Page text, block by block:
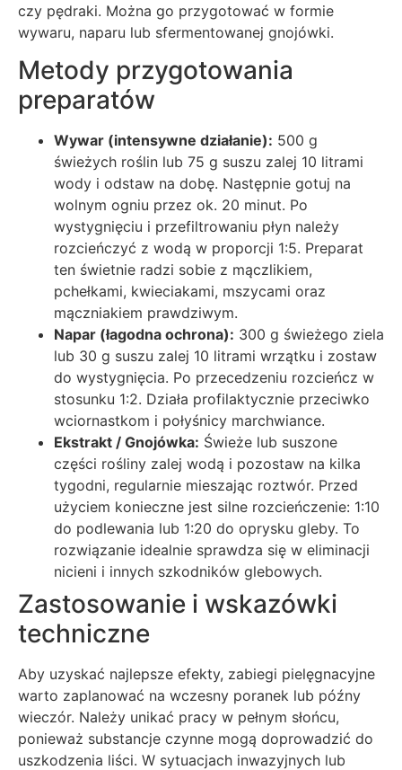
czy pędraki. Można go przygotować w formie
wywaru, naparu lub sfermentowanej gnojówki.
Metody przygotowania
preparatów
Wywar (intensywne działanie): 500 g
świeżych roślin lub 75 g suszu zalej 10 litrami
wody i odstaw na dobę. Następnie gotuj na
wolnym ogniu przez ok. 20 minut. Po
wystygnięciu i przefiltrowaniu płyn należy
rozcieńczyć z wodą w proporcji 1:5. Preparat
ten świetnie radzi sobie z mączlikiem,
pchełkami, kwieciakami, mszycami oraz
mączniakiem prawdziwym.
Napar (łagodna ochrona): 300 g świeżego ziela
lub 30 g suszu zalej 10 litrami wrzątku i zostaw
do wystygnięcia. Po przecedzeniu rozcieńcz w
stosunku 1:2. Działa profilaktycznie przeciwko
wciornastkom i połyśnicy marchwiance.
Ekstrakt / Gnojówka: Świeże lub suszone
części rośliny zalej wodą i pozostaw na kilka
tygodni, regularnie mieszając roztwór. Przed
użyciem konieczne jest silne rozcieńczenie: 1:10
do podlewania lub 1:20 do oprysku gleby. To
rozwiązanie idealnie sprawdza się w eliminacji
nicieni i innych szkodników glebowych.
Zastosowanie i wskazówki
techniczne
Aby uzyskać najlepsze efekty, zabiegi pielęgnacyjne
warto zaplanować na wczesny poranek lub późny
wieczór. Należy unikać pracy w pełnym słońcu,
ponieważ substancje czynne mogą doprowadzić do
uszkodzenia liści. W sytuacjach inwazyjnych lub